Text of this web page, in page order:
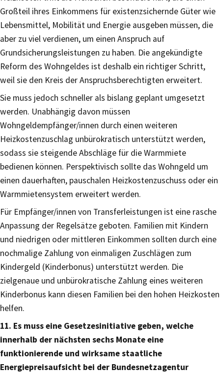
Großteil ihres Einkommens für existenzsichernde Güter wie
Lebensmittel, Mobilität und Energie ausgeben müssen, die
aber zu viel verdienen, um einen Anspruch auf
Grundsicherungsleistungen zu haben. Die angekündigte
Reform des Wohngeldes ist deshalb ein richtiger Schritt,
weil sie den Kreis der Anspruchsberechtigten erweitert.
Sie muss jedoch schneller als bislang geplant umgesetzt
werden. Unabhängig davon müssen
Wohngeldempfänger/innen durch einen weiteren
Heizkostenzuschlag unbürokratisch unterstützt werden,
sodass sie steigende Abschläge für die Warmmiete
bedienen können. Perspektivisch sollte das Wohngeld um
einen dauerhaften, pauschalen Heizkostenzuschuss oder ein
Warmmietensystem erweitert werden.
Für Empfänger/innen von Transferleistungen ist eine rasche
Anpassung der Regelsätze geboten. Familien mit Kindern
und niedrigen oder mittleren Einkommen sollten durch eine
nochmalige Zahlung von einmaligen Zuschlägen zum
Kindergeld (Kinderbonus) unterstützt werden. Die
zielgenaue und unbürokratische Zahlung eines weiteren
Kinderbonus kann diesen Familien bei den hohen Heizkosten
helfen.
11. Es muss eine Gesetzesinitiative geben, welche
innerhalb der nächsten sechs Monate eine
funktionierende und wirksame staatliche
Energiepreisaufsicht bei der Bundesnetzagentur